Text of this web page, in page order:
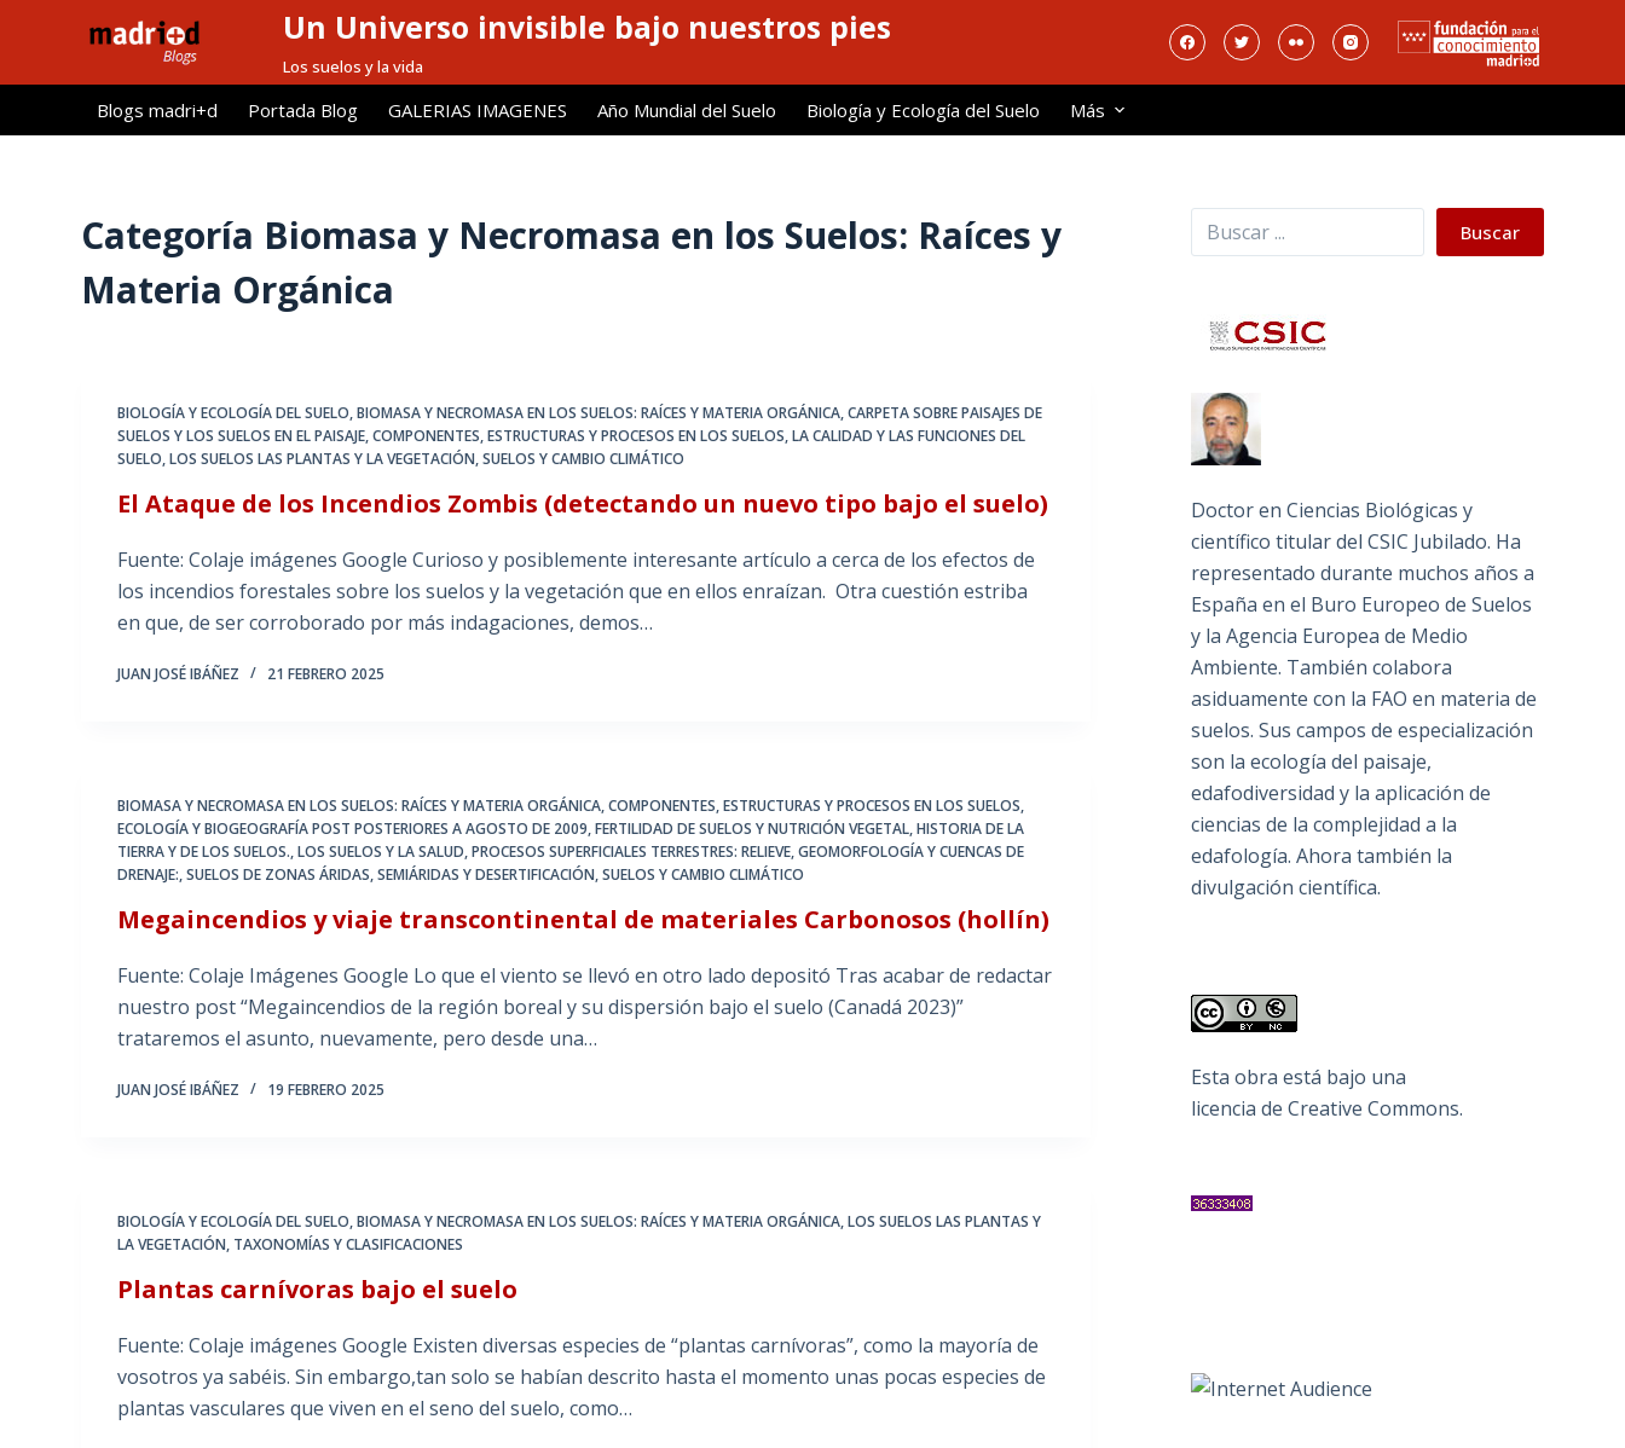
l
Un Universo invisible bajo nuestros pies
Los suelos y la vida
Blogs madri+d Portada Blog GALERIAS IMAGENES Año Mundial del Suelo Biología y Ecología del Suelo Más
Categoría Biomasa y Necromasa en los Suelos: Raíces y
Materia Orgánica
BIOLOGÍA Y ECOLOGÍA DEL SUELO,BIOMASA Y NECROMASA EN LOS SUELOS: RAÍCES Y MATERIA ORGÁNICA,CARPETA SOBRE PAISAJES DE
SUELOS Y LOS SUELOS EN EL PAISAJE,COMPONENTES, ESTRUCTURAS Y PROCESOS EN LOS SUELOS,LA CALIDAD Y LAS FUNCIONES DEL
SUELO,LOS SUELOS LAS PLANTAS Y LA VEGETACIÓN,SUELOS Y CAMBIO CLIMÁTICO
El Ataque de los Incendios Zombis (detectando un nuevo tipo bajo el suelo)
Fuente: Colaje imágenes Google Curioso y posiblemente interesante artículo a cerca de los efectos de
los incendios forestales sobre los suelos y la vegetación que en ellos enraízan. Otra cuestión estriba
en que, de ser corroborado por más indagaciones, demos…
JUAN JOSÉ IBÁÑEZ 21 FEBRERO 2025
BIOMASA Y NECROMASA EN LOS SUELOS: RAÍCES Y MATERIA ORGÁNICA,COMPONENTES, ESTRUCTURAS Y PROCESOS EN LOS SUELOS,
ECOLOGÍA Y BIOGEOGRAFÍA POST POSTERIORES A AGOSTO DE 2009,FERTILIDAD DE SUELOS Y NUTRICIÓN VEGETAL,HISTORIA DE LA
TIERRA Y DE LOS SUELOS.,LOS SUELOS Y LA SALUD,PROCESOS SUPERFICIALES TERRESTRES: RELIEVE, GEOMORFOLOGÍA Y CUENCAS DE
DRENAJE:,SUELOS DE ZONAS ÁRIDAS, SEMIÁRIDAS Y DESERTIFICACIÓN,SUELOS Y CAMBIO CLIMÁTICO
Megaincendios y viaje transcontinental de materiales Carbonosos (hollín)
Fuente: Colaje Imágenes Google Lo que el viento se llevó en otro lado depositó Tras acabar de redactar
nuestro post “Megaincendios de la región boreal y su dispersión bajo el suelo (Canadá 2023)”
trataremos el asunto, nuevamente, pero desde una…
JUAN JOSÉ IBÁÑEZ 19 FEBRERO 2025
BIOLOGÍA Y ECOLOGÍA DEL SUELO,BIOMASA Y NECROMASA EN LOS SUELOS: RAÍCES Y MATERIA ORGÁNICA,LOS SUELOS LAS PLANTAS Y
LA VEGETACIÓN, TAXONOMÍAS Y CLASIFICACIONES
Plantas carnívoras bajo el suelo
Fuente: Colaje imágenes Google Existen diversas especies de “plantas carnívoras”, como la mayoría de
vosotros ya sabéis. Sin embargo,tan solo se habían descrito hasta el momento unas pocas especies de
plantas vasculares que viven en el seno del suelo, como…
Buscar Buscar
Doctor en Ciencias Biológicas y
científico titular del CSIC Jubilado. Ha
representado durante muchos años a
España en el Buro Europeo de Suelos
y la Agencia Europea de Medio
Ambiente. También colabora
asiduamente con la FAO en materia de
suelos. Sus campos de especialización
son la ecología del paisaje,
edafodiversidad y la aplicación de
ciencias de la complejidad a la
edafología. Ahora también la
divulgación científica.
Esta obra está bajo una
licencia de Creative Commons.